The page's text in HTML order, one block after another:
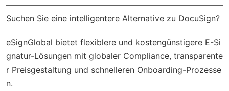
Suchen Sie eine intelligentere Alternative zu DocuSign?
eSignGlobal bietet flexiblere und kostengünstigere E-Si
gnatur-Lösungen mit globaler Compliance, transparente
r Preisgestaltung und schnelleren Onboarding-Prozesse
n.